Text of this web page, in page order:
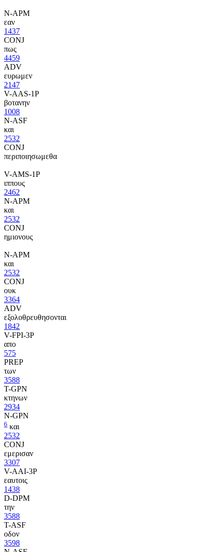
N-APM
εαν
1437
CONJ
πως
4459
ADV
ευρωμεν
2147
V-AAS-1P
βοτανην
1008
N-ASF
και
2532
CONJ
περιποιησωμεθα
V-AMS-1P
ιππους
2462
N-APM
και
2532
CONJ
ημιονους
N-APM
και
2532
CONJ
ουκ
3364
ADV
εξολοθρευθησονται
1842
V-FPI-3P
απο
575
PREP
των
3588
T-GPN
κτηνων
2934
N-GPN
6 και
2532
CONJ
εμερισαν
3307
V-AAI-3P
εαυτοις
1438
D-DPM
την
3588
T-ASF
οδον
3598